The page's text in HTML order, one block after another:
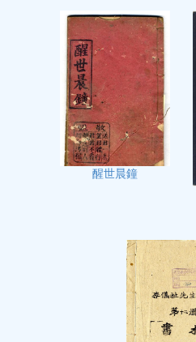
醒世晨鐘